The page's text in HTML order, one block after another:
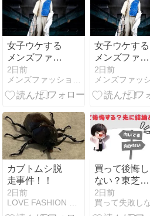
女子ウケする
メンズファッ
ションの基本
｜清潔感を出
す5つのポイ
2日前
メンズファッション初心者講座〜２０代から始める男のお洒落の…
女子ウケする
メンズファッ
ションの基本
｜清潔感を出
す5つのポイ
2日前
カブトムシ脱
走事件！！
2日前
LOVE FASHION LIFE ＊ by moe.
買って後悔し
ない？東芝石
窯ドームER-
D3000Aのデ
2日前